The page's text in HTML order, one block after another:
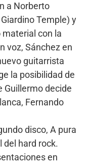
a Norberto
Temple) y
con la
voz, Sánchez en
guitarrista
la posibilidad de
Guillermo decide
Fernando
disco, A pura
del hard rock.
en